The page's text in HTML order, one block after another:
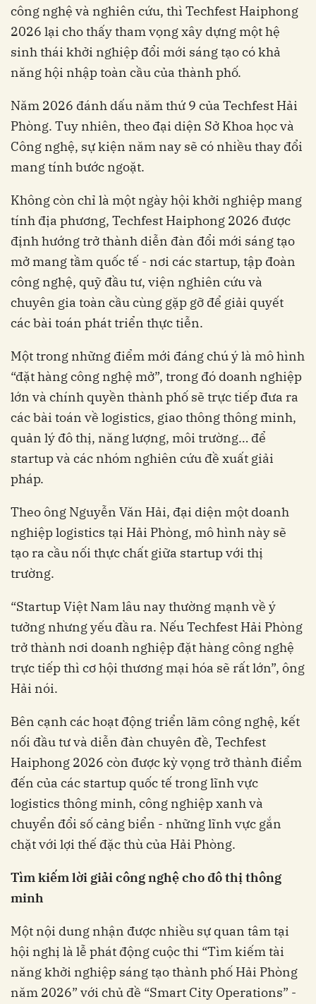
công nghệ và nghiên cứu, thì Techfest Haiphong
2026 lại cho thấy tham vọng xây dựng một hệ
sinh thái khởi nghiệp đổi mới sáng tạo có khả
năng hội nhập toàn cầu của thành phố.
Năm 2026 đánh dấu năm thứ 9 của Techfest Hải
Phòng. Tuy nhiên, theo đại diện Sở Khoa học và
Công nghệ, sự kiện năm nay sẽ có nhiều thay đổi
mang tính bước ngoặt.
Không còn chỉ là một ngày hội khởi nghiệp mang
tính địa phương, Techfest Haiphong 2026 được
định hướng trở thành diễn đàn đổi mới sáng tạo
mở mang tầm quốc tế - nơi các startup, tập đoàn
công nghệ, quỹ đầu tư, viện nghiên cứu và
chuyên gia toàn cầu cùng gặp gỡ để giải quyết
các bài toán phát triển thực tiễn.
Một trong những điểm mới đáng chú ý là mô hình
“đặt hàng công nghệ mở”, trong đó doanh nghiệp
lớn và chính quyền thành phố sẽ trực tiếp đưa ra
các bài toán về logistics, giao thông thông minh,
quản lý đô thị, năng lượng, môi trường… để
startup và các nhóm nghiên cứu đề xuất giải
pháp.
Theo ông Nguyễn Văn Hải, đại diện một doanh
nghiệp logistics tại Hải Phòng, mô hình này sẽ
tạo ra cầu nối thực chất giữa startup với thị
trường.
“Startup Việt Nam lâu nay thường mạnh về ý
tưởng nhưng yếu đầu ra. Nếu Techfest Hải Phòng
trở thành nơi doanh nghiệp đặt hàng công nghệ
trực tiếp thì cơ hội thương mại hóa sẽ rất lớn”, ông
Hải nói.
Bên cạnh các hoạt động triển lãm công nghệ, kết
nối đầu tư và diễn đàn chuyên đề, Techfest
Haiphong 2026 còn được kỳ vọng trở thành điểm
đến của các startup quốc tế trong lĩnh vực
logistics thông minh, công nghiệp xanh và
chuyển đổi số cảng biển - những lĩnh vực gắn
chặt với lợi thế đặc thù của Hải Phòng.
Tìmkiếmlời giảicôngnghệchođôthịthông
minh
Một nội dung nhận được nhiều sự quan tâm tại
hội nghị là lễ phát động cuộc thi “Tìm kiếm tài
năng khởi nghiệp sáng tạo thành phố Hải Phòng
năm 2026” với chủ đề “Smart City Operations” -